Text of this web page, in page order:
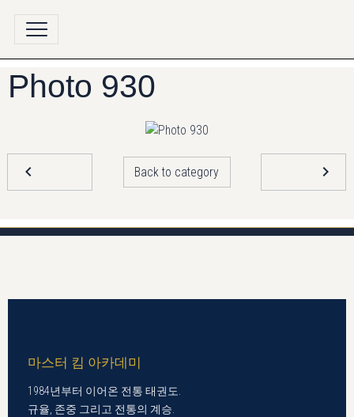
Photo 930
Back to category
마스터 킴 아카데미
1984년부터 이어온 전통 태권도.
규율, 존중 그리고 전통의 계승.